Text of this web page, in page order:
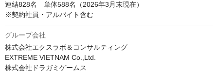
連結828名　単体588名（2026年3⽉末現在）
※契約社員・アルバイト含む
グループ会社
株式会社エクスラボ＆コンサルティング
EXTREME VIETNAM Co.,Ltd.
株式会社ドラガミゲームス